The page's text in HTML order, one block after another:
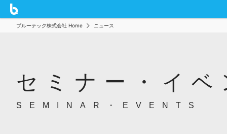
ブルーテック株式会社 Home ニュース
セミナー・イ
SEMINAR・EVENTS